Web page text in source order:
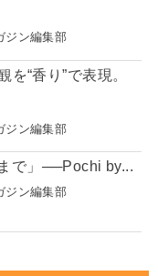
ジン編集部
“香り”で表現。
ジン編集部
で」──Pochi by...
ジン編集部